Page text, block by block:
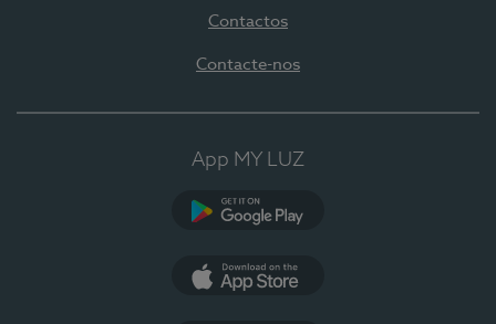
Contactos
Contacte-nos
App MY LUZ